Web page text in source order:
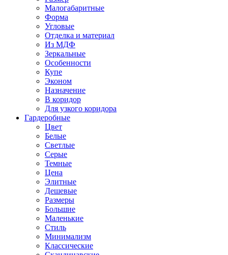
Малогабаритные
Форма
Угловые
Отделка и материал
Из МДФ
Зеркальные
Особенности
Купе
Эконом
Назначение
В коридор
Для узкого коридора
Гардеробные
Цвет
Белые
Светлые
Серые
Темные
Цена
Элитные
Дешевые
Размеры
Большие
Маленькие
Стиль
Минимализм
Классические